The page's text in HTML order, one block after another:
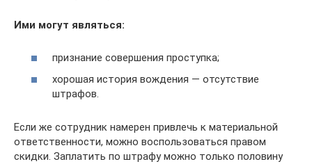
Ими могут являться:
признание совершения проступка;
хорошая история вождения — отсутствие
штрафов.
Если же сотрудник намерен привлечь к материальной
ответственности, можно воспользоваться правом
скидки. Заплатить по штрафу можно только половину